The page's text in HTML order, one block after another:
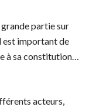
grande partie sur
est important de
à sa constitution…
acteurs,